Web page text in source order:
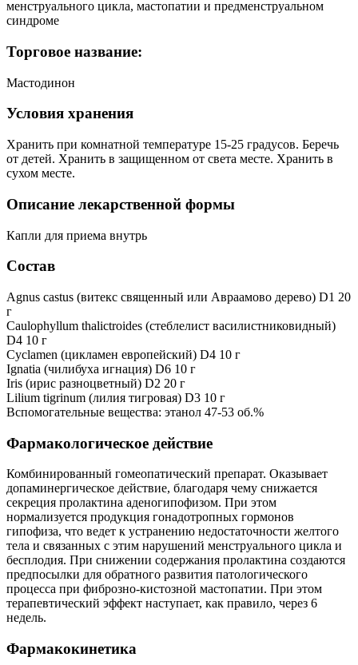
менструального цикла, мастопатии и предменструальном
синдроме
Торговое название:
Мастодинон
Условия хранения
Хранить при комнатной температуре 15-25 градусов. Беречь
от детей. Хранить в защищенном от света месте. Хранить в
сухом месте.
Описание лекарственной формы
Капли для приема внутрь
Состав
Agnus castus (витекс священный или Авраамово дерево) D1 20
г
Caulophyllum thalictroides (стеблелист василистниковидный)
D4 10 г
Cyclamen (цикламен европейский) D4 10 г
Ignatia (чилибуха игнация) D6 10 г
Iris (ирис разноцветный) D2 20 г
Lilium tigrinum (лилия тигровая) D3 10 г
Вспомогательные вещества: этанол 47-53 об.%
Фармакологическое действие
Комбинированный гомеопатический препарат. Оказывает
допаминергическое действие, благодаря чему снижается
секреция пролактина аденогипофизом. При этом
нормализуется продукция гонадотропных гормонов
гипофиза, что ведет к устранению недостаточности желтого
тела и связанных с этим нарушений менструального цикла и
бесплодия. При снижении содержания пролактина создаются
предпосылки для обратного развития патологического
процесса при фиброзно-кистозной мастопатии. При этом
терапевтический эффект наступает, как правило, через 6
недель.
Фармакокинетика